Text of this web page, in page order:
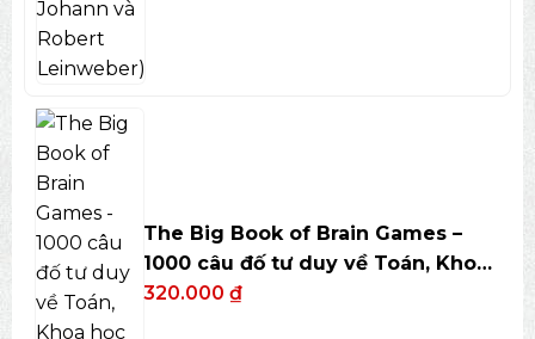
The Big Book of Brain Games –
1000 câu đố tư duy về Toán, Khoa
học và Nghệ thuật
320.000 ₫